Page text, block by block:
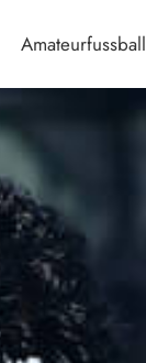
Amateurfussball